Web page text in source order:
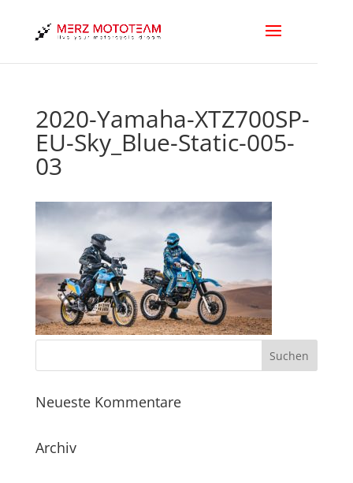
2020-Yamaha-XTZ700SP-
EU-Sky_Blue-Static-005-
03
Neueste Kommentare
Archiv